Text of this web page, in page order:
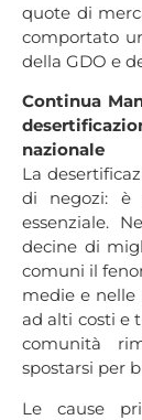
quote di
comportato
della GDO e
Continua
nazionale
La
di negozi: è
essenziale.
decine di
comuni il
medie e nelle
ad alti costi e
comunità
spostarsi per
Le cause